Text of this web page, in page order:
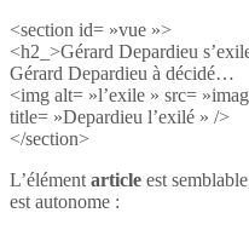
<section id= »vue »>
<h2_>Gérard Depardieu
Gérard Depardieu à décidé…
<img alt= »l’exile » src=
title= »Depardieu l’exilé » />
</section>
L’élément article est
est autonome :